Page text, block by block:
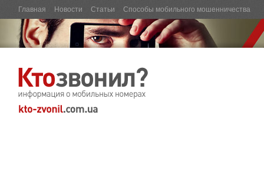
Главная Новости Статьи Способы мобильного мошенничества